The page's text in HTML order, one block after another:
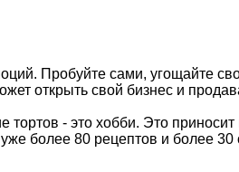
Пробуйте сами, угощайте
открыть свой бизнес и
тортов - это хобби. Это
более 80 рецептов и более 30